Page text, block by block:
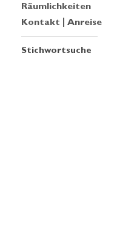
Räumlichkeiten
Kontakt | Anreise
Stichwortsuche